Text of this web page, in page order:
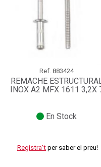
Ref. 883424
REMACHE
INOX A2 MFX 1611 3,2X
En Stock
Registra't per saber el preu!